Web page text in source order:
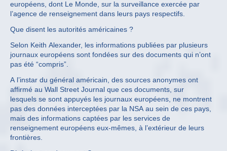
européens, dont Le Monde, sur la surveillance exercée par
l’agence de renseignement dans leurs pays respectifs.
Que disent les autorités américaines ?
Selon Keith Alexander, les informations publiées par plusieurs
journaux européens sont fondées sur des documents qui n’ont
pas été “compris”.
A l’instar du général américain, des sources anonymes ont
affirmé au Wall Street Journal que ces documents, sur
lesquels se sont appuyés les journaux européens, ne montrent
pas des données interceptées par la NSA au sein de ces pays,
mais des informations captées par les services de
renseignement européens eux-mêmes, à l’extérieur de leurs
frontières.